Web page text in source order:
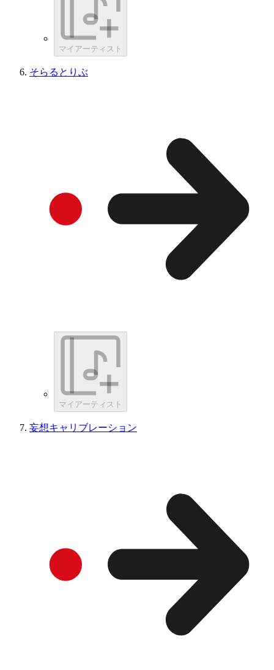
マイアーティスト
そらるとりぶ
マイアーティスト
妄想キャリブレーション